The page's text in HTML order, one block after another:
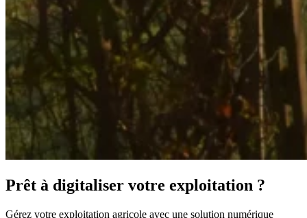
Prêt à digitaliser votre exploitation ?
Gérez votre exploitation agricole avec une solution numérique